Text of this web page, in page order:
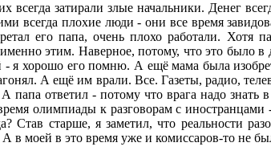
затирали злые начальники. Денег
всегда плохие люди - они все время
его папа, очень плохо работали.
этим. Наверное, потому, что это было
хорошо его помню. А ещё мама была
А ещё им врали. Все. Газеты, радио,
папа ответил - потому что врага надо
олимпиады к разговорам с
Став старше, я заметил, что реальности
в моей в это время уже и комиссаров-то не